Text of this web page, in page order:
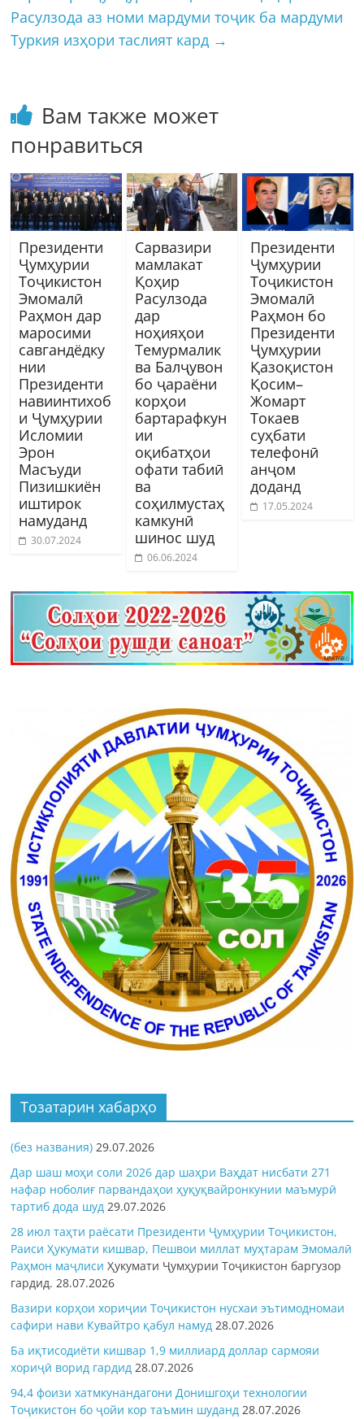
Расулзода аз номи мардуми тоҷик ба мардуми
Туркия изҳори таслият кард →
Вам также может
понравиться
Президенти
Ҷумҳурии
Тоҷикистон
Эмомалӣ
Раҳмон дар
маросими
савгандёдку
нии
Президенти
навиинтихоб
и Ҷумҳурии
Исломии
Эрон
Масъуди
Пизишкиён
иштирок
намуданд
30.07.2024
Сарвазири
мамлакат
Қоҳир
Расулзода
дар
ноҳияҳои
Темурмалик
ва Балҷувон
бо ҷараёни
корҳои
бартарафкун
ии
оқибатҳои
офати табиӣ
ва
соҳилмустаҳ
камкунӣ
шинос шуд
06.06.2024
Президенти
Ҷумҳурии
Тоҷикистон
Эмомалӣ
Раҳмон бо
Президенти
Ҷумҳурии
Қазоқистон
Қосим–
Жомарт
Токаев
суҳбати
телефонӣ
анҷом
доданд
17.05.2024
Тозатарин хабарҳо
(без названия) 29.07.2026
Дар шаш моҳи соли 2026 дар шаҳри Ваҳдат нисбати 271
нафар ноболиғ парвандаҳои ҳуқуқвайронкунии маъмурӣ
тартиб дода шуд 29.07.2026
28 июл таҳти раёсати Президенти Ҷумҳурии Тоҷикистон,
Раиси Ҳукумати кишвар, Пешвои миллат муҳтарам Эмомалӣ
Раҳмон маҷлисиҲукумати Ҷумҳурии Тоҷикистон баргузор
гардид.28.07.2026
Вазири корҳои хориҷии Тоҷикистон нусхаи эътимодномаи
сафири нави Кувайтро қабул намуд 28.07.2026
Ба иқтисодиёти кишвар 1,9 миллиард доллар сармояи
хориҷӣ ворид гардид 28.07.2026
94,4 фоизи хатмкунандагони Донишгоҳи технологии
Тоҷикистон бо ҷойи кор таъмин шуданд 28.07.2026